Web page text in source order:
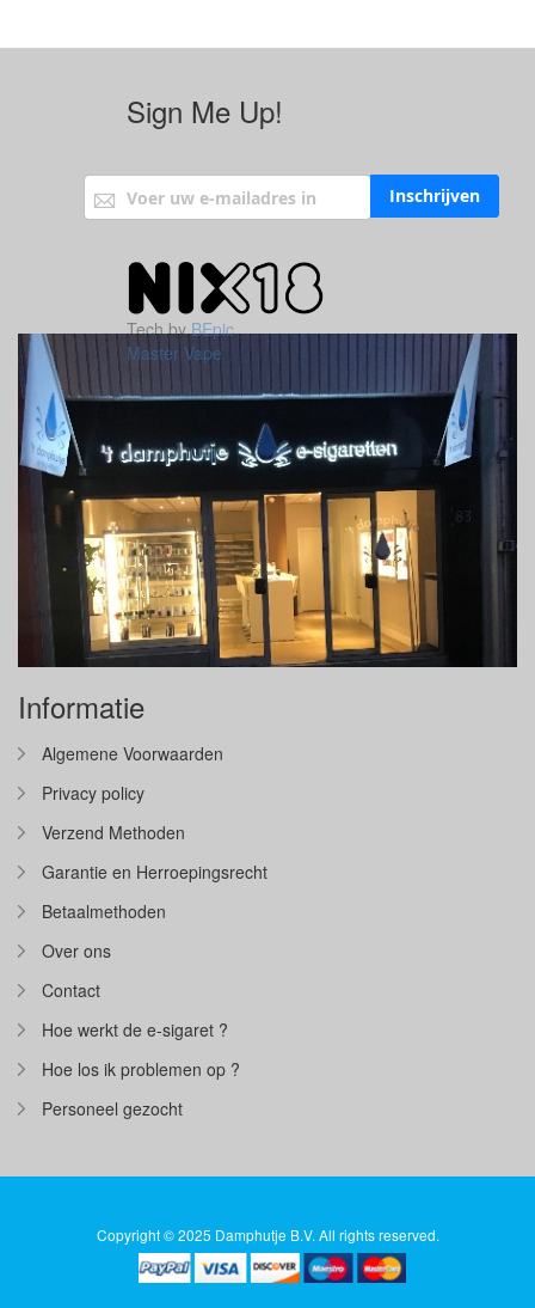
Abonneer u op onze nieuwsbrief
Inschrijven
Informatie
Algemene Voorwaarden
Privacy policy
Verzend Methoden
Garantie en Herroepingsrecht
Betaalmethoden
Over ons
Contact
Hoe werkt de e-sigaret ?
Hoe los ik problemen op ?
Personeel gezocht
Sign Me Up!
Tech byBEpic
Master Vape
Copyright © 2025 Damphutje B.V. All rights reserved.